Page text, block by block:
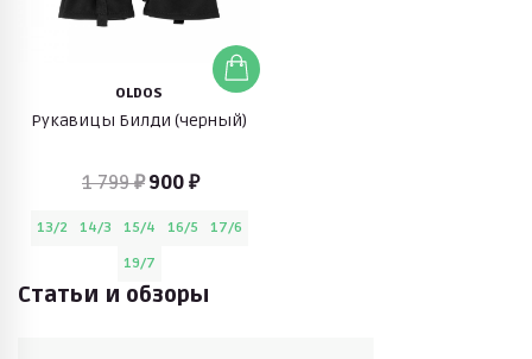
OLDOS
Рукавицы Билди (черный)
1 799 ₽ 900 ₽
13/2 14/3 15/4 16/5
17/6
19/7
Статьи и обзоры